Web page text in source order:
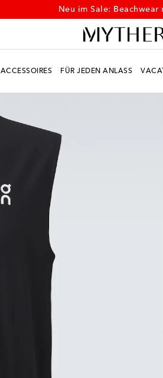
Neu im Sale: Beachwear
ACCESSOIRES FÜR JEDEN ANLASS